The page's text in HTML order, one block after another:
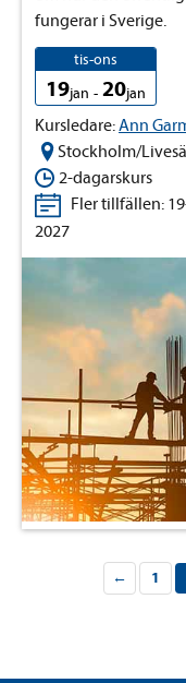
fungerar i Sverige.
tis-ons
19jan - 20jan
Kursledare:Ann
Stockholm/
2-dagarskurs
Fler tillfällen:
2027
← 1